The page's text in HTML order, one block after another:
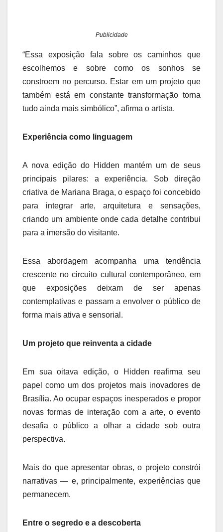
Publicidade
“Essa exposição fala sobre os caminhos que
escolhemos e sobre como os sonhos se
constroem no percurso. Estar em um projeto que
também está em constante transformação torna
tudo ainda mais simbólico”, afirma o artista.
Experiência como linguagem
A nova edição do Hidden mantém um de seus
principais pilares: a experiência. Sob direção
criativa de Mariana Braga, o espaço foi concebido
para integrar arte, arquitetura e sensações,
criando um ambiente onde cada detalhe contribui
para a imersão do visitante.
Essa abordagem acompanha uma tendência
crescente no circuito cultural contemporâneo, em
que exposições deixam de ser apenas
contemplativas e passam a envolver o público de
forma mais ativa e sensorial.
Um projeto que reinventa a cidade
Em sua oitava edição, o Hidden reafirma seu
papel como um dos projetos mais inovadores de
Brasília. Ao ocupar espaços inesperados e propor
novas formas de interação com a arte, o evento
desafia o público a olhar a cidade sob outra
perspectiva.
Mais do que apresentar obras, o projeto constrói
narrativas — e, principalmente, experiências que
permanecem.
Entre o segredo e a descoberta